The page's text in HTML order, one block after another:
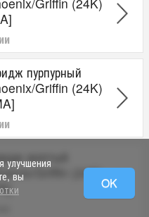
пурпурный
Griffin (24K)
желтый
Griffin (24K)
улучшения
вы
OK